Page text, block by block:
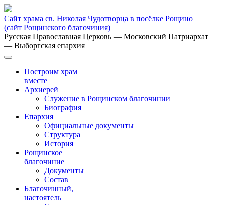
Сайт храма св. Николая Чудотворца в посёлке Рощино
(сайт Рощинского благочиния)
Русская Православная Церковь — Московский Патриархат
— Выборгская епархия
Построим храм
вместе
Архиерей
Служение в Рощинском благочинии
Биография
Епархия
Официальные документы
Структура
История
Рощинское
благочиние
Документы
Состав
Благочинный,
настоятель